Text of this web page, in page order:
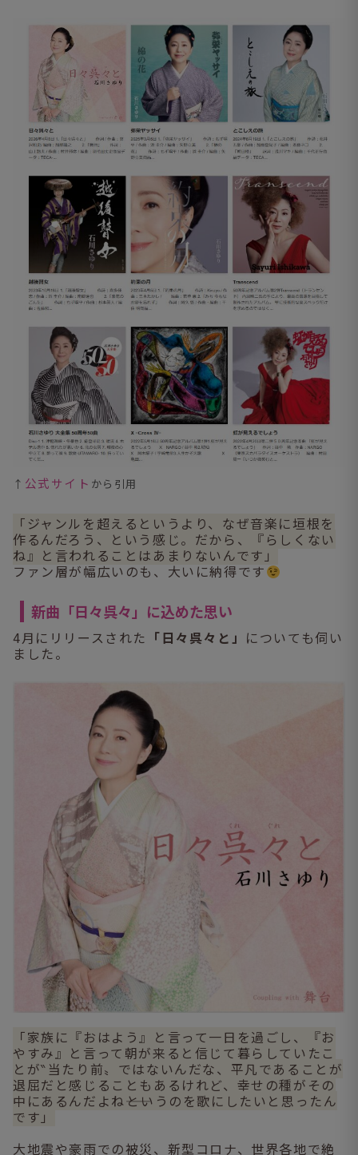
↑ 公式サイト から引用
「ジャンルを超えるというより、なぜ音楽に垣根を
作るんだろう、という感じ。だから、『らしくない
ね』と言われることはあまりないんです」
ファン層が幅広いのも、大いに納得です
新曲「日々呉々」に込めた思い
4月にリリースされた 「日々呉々と」 についても伺い
ました。
「家族に『おはよう』と言って一日を過ごし、『お
やすみ』と言って朝が来ると信じて暮らしていたこ
とが‶当たり前〟ではないんだな、平凡であることが
退屈だと感じることもあるけれど、幸せの種がその
中にあるんだよね――というのを歌にしたいと思ったん
です」
大地震や豪雨での被災、新型コロナ、世界各地で絶